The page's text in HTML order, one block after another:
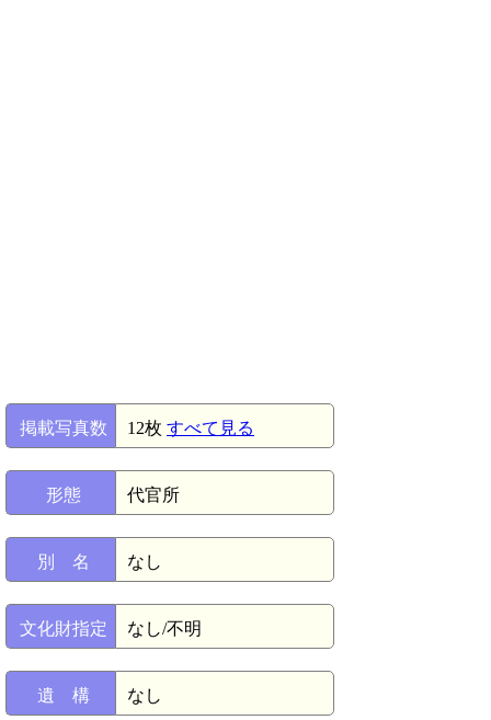
掲載写真数 12枚 すべて見る
形態 代官所
別 名 なし
文化財指定 なし/不明
遺 構 なし